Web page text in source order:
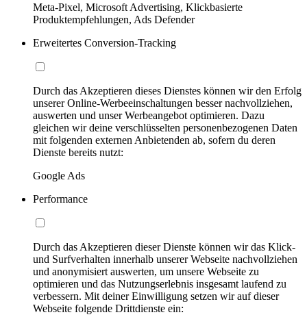
Meta-Pixel, Microsoft Advertising, Klickbasierte
Produktempfehlungen, Ads Defender
Erweitertes Conversion-Tracking
Durch das Akzeptieren dieses Dienstes können wir den Erfolg
unserer Online-Werbeeinschaltungen besser nachvollziehen,
auswerten und unser Werbeangebot optimieren. Dazu
gleichen wir deine verschlüsselten personenbezogenen Daten
mit folgenden externen Anbietenden ab, sofern du deren
Dienste bereits nutzt:
Google Ads
Performance
Durch das Akzeptieren dieser Dienste können wir das Klick-
und Surfverhalten innerhalb unserer Webseite nachvollziehen
und anonymisiert auswerten, um unsere Webseite zu
optimieren und das Nutzungserlebnis insgesamt laufend zu
verbessern. Mit deiner Einwilligung setzen wir auf dieser
Webseite folgende Drittdienste ein: